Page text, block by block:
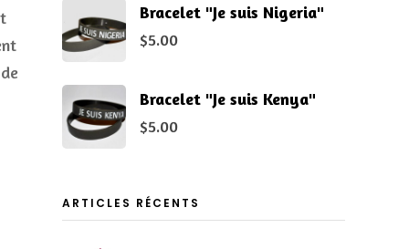
Bracelet "Je suis Nigeria"
$5.00
Bracelet "Je suis Kenya"
$5.00
ARTICLES RÉCENTS